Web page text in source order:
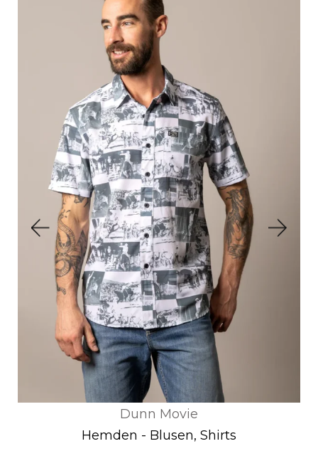
Dunn Movie
Hemden - Blusen Shirts